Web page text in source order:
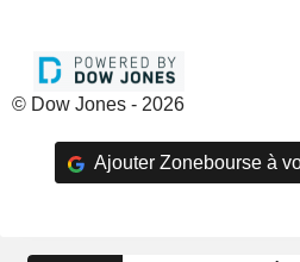
© Dow Jones - 2026
Ajouter Zonebourse à